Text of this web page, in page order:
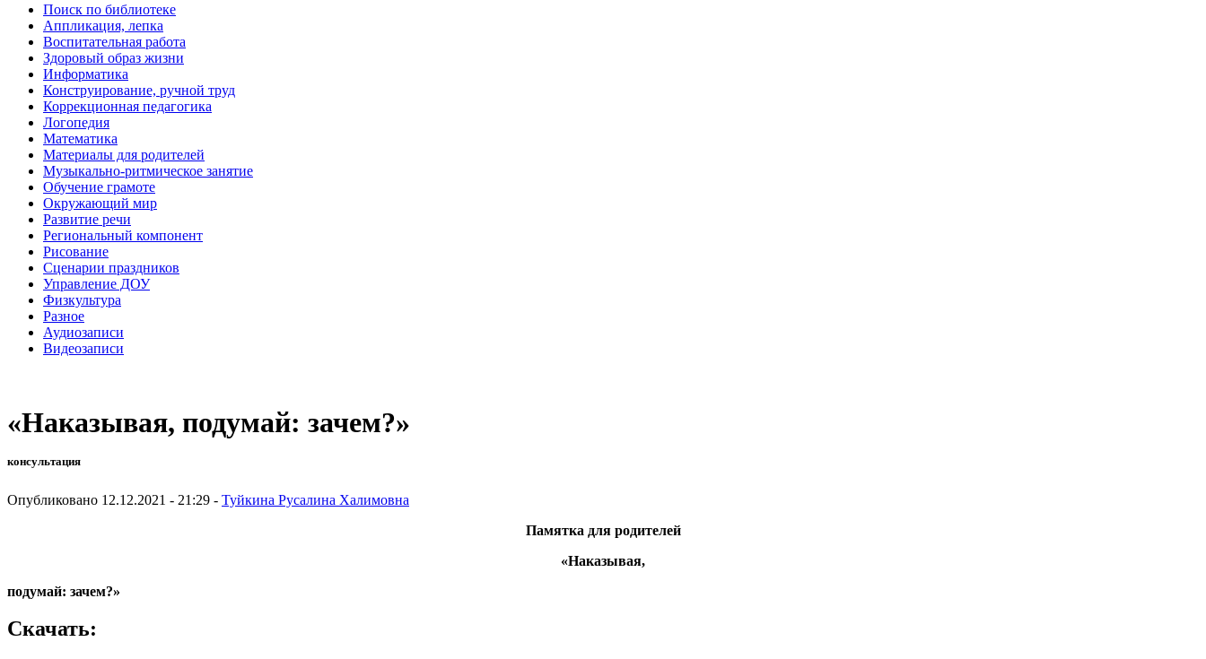
Поиск по библиотеке
Аппликация, лепка
Воспитательная работа
Здоровый образ жизни
Информатика
Конструирование, ручной труд
Коррекционная педагогика
Логопедия
Математика
Материалы для родителей
Музыкально-ритмическое занятие
Обучение грамоте
Окружающий мир
Развитие речи
Региональный компонент
Рисование
Сценарии праздников
Управление ДОУ
Физкультура
Разное
Аудиозаписи
Видеозаписи
«Наказывая, подумай: зачем?»
консультация
Опубликовано 12.12.2021 - 21:29 - Туйкина Русалина Халимовна
Памятка для родителей
«Наказывая,
подумай: зачем?»
Скачать: